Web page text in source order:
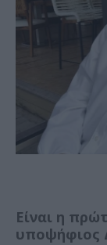
Είναι η
υποψήφιος